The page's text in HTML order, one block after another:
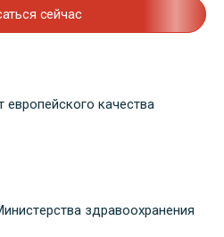
сейчас
европейского качества
здравоохранения